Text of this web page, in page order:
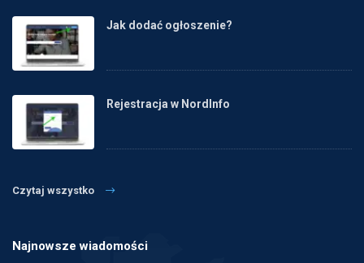
Jak dodać ogłoszenie?
Rejestracja w NordInfo
Czytaj wszystko
Najnowsze wiadomości